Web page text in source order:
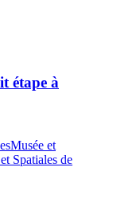
étape à
Musée et
Spatiales de